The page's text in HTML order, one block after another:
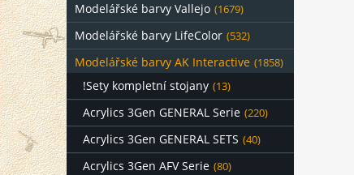
Modelářské barvy Vallejo (1679)
Modelářské barvy LifeColor (532)
Modelářské barvy AK Interactive (1858)
!Sety kompletní stojany (13)
Acrylics 3Gen GENERAL Serie (220)
Acrylics 3Gen GENERAL SETS (40)
Acrylics 3Gen AFV Serie (80)